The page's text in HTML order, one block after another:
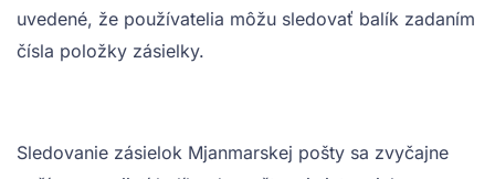
uvedené, že používatelia môžu sledovať balík zadaním
čísla položky zásielky.
Sledovanie zásielok Mjanmarskej pošty sa zvyčajne